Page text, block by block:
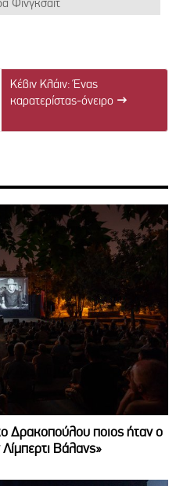
Κέβιν Κλάιν: Ένας
καρατερίστας-όνειρο →
Δρακοπούλου ποιος ήταν ο
Βάλανς»